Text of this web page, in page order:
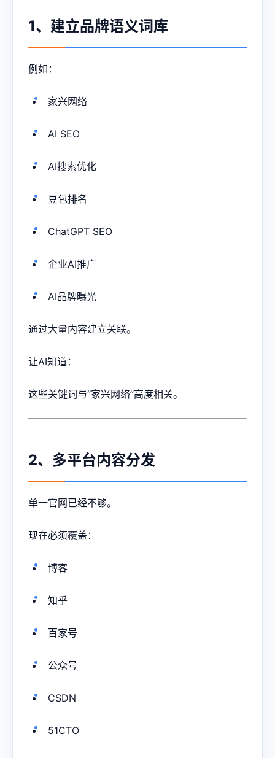
1、建立品牌语义词库
例如：
家兴网络
AI SEO
AI搜索优化
豆包排名
ChatGPT SEO
企业AI推广
AI品牌曝光
通过大量内容建立关联。
让AI知道：
这些关键词与“家兴网络”高度相关。
2、多平台内容分发
单一官网已经不够。
现在必须覆盖：
博客
知乎
百家号
公众号
CSDN
51CTO